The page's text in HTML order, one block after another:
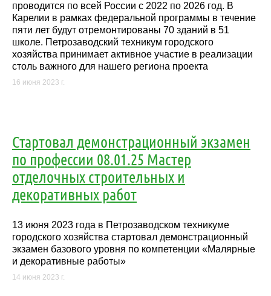
проводится по всей России с 2022 по 2026 год. В
Карелии в рамках федеральной программы в течение
пяти лет будут отремонтированы 70 зданий в 51
школе. Петрозаводский техникум городского
хозяйства принимает активное участие в реализации
столь важного для нашего региона проекта
16 июня 2023 г.
Стартовал демонстрационный экзамен
по профессии 08.01.25 Мастер
отделочных строительных и
декоративных работ
13 июня 2023 года в Петрозаводском техникуме
городского хозяйства стартовал демонстрационный
экзамен базового уровня по компетенции «Малярные
и декоративные работы»
14 июня 2023 г.